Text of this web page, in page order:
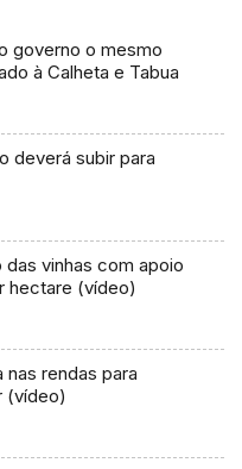
governo o mesmo
à Calheta e Tabua
deverá subir para
das vinhas com apoio
hectare (vídeo)
nas rendas para
(vídeo)